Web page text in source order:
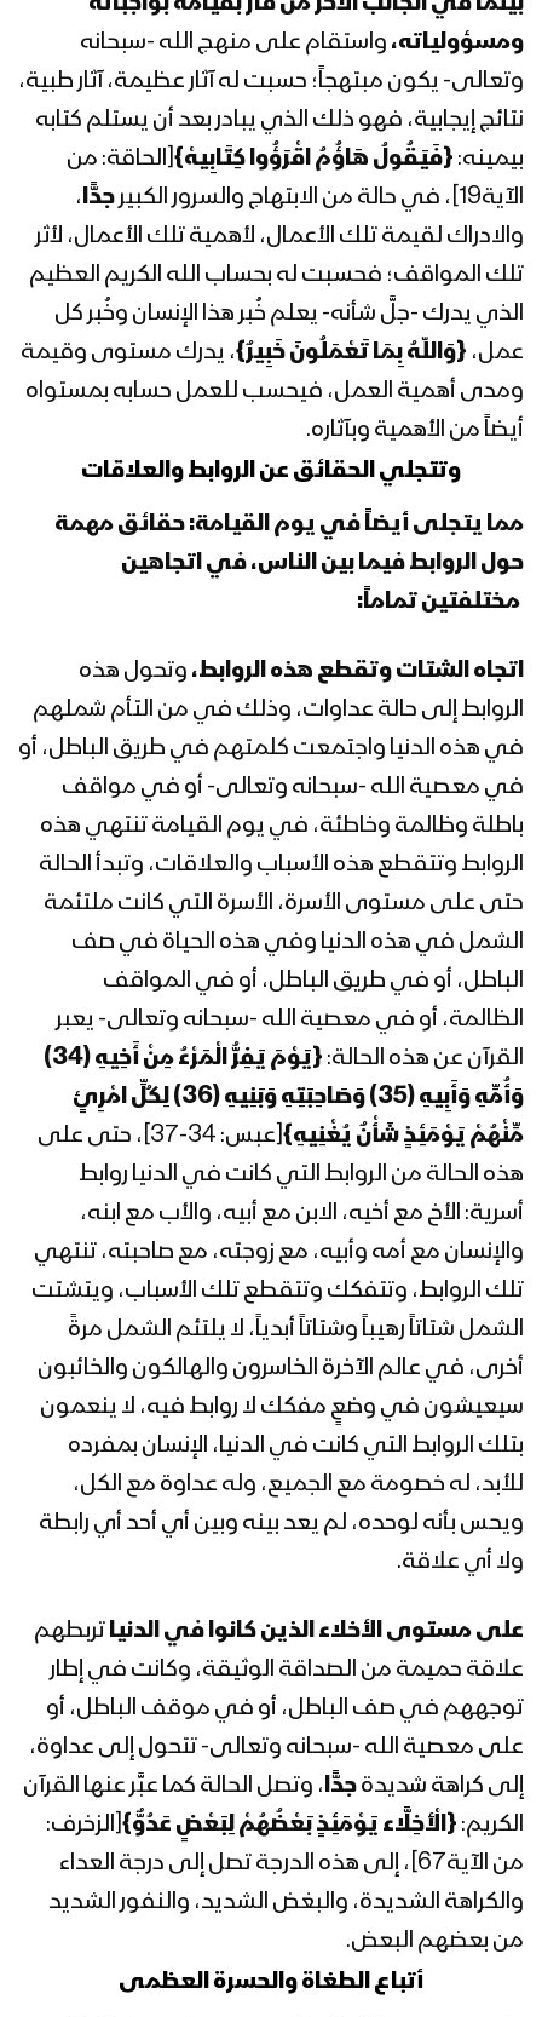
المحاضرة الرمضانية السابعة والعشرون
للسيد عبدالملك بدرالدين الحوثي 28
رمضان 1443هـ
المحاضرة الرمضانية السادسة والعشرون
للسيد عبدالملك بدرالدين الحوثي 26
رمضان 1443هـ
للسيد عبدالملك بدرالدين الحوثي 25
رمضان 1443هـ
المحاضرة الرمضانية الرابعة والعشرون
للسيد عبدالملك بدرالدين الحوثي 24
رمضان 1443هـ
عبدالملك بدرالدين الحوثي 23 رمضان
1443هـ
1443هـ
المحاضرة الرمضانية الحادية والعشرون
رمضان 1443هـ
المحاضرة الرمضانية العشرون (ذكرى
استشهاد الإمام علي عليه السلام) للسيد
عبدالملك بدرالدين الحوثي 20 رمضان
1443 هـ
المحاضرة الرمضانية التاسعة عشرة للسيد
عبدالملك بدرالدين الحوثي 19 رمضان
1443هـ
المحاضرة الرمضانية الثامنة عشرة للسيد
عبدالملك بدر الدين الحوثي 18 رمضان
المحاضرة الرمضانية السابعة عشرة للسيد
عبدالملك بدرالدين الحوثي 17 رمضان
1443هـ
المحاضرة الرمضانية السادسة عشرة للسيد
عبدالملك بدرالدين الحوثي 16 رمضان
1443هـ
عبدالملك بدر الدين الحوثي 15 رمضان
1443هـ
عبدالملك بدر الدين الحوثي 14 رمضان
1443هـ
المحاضرة الرمضانية الثالثة عشرة للسيد
عبدالملك بدرالدين الحوثي 13 رمضان
المحاضرة الرمضانية الثانية عشرة للسيد
عبدالملك بدرالدين الحوثي 12 رمضان
المحاضرة الرمضانية الحادية عشر للسيد
عبدالملك بدر الدين الحوثي 11 رمضان
ومسؤولياته، واستقام على منهج الله -سبحانه
وتعالى- يكون مبتهجاً؛ حسبت له آثار عظيمة، آثار طبية،
نتائج إيجابية، فهو ذلك الذي يبادر بعد أن يستلم كتابه
بيمينه: {فَيَقُولُ هَاؤُمُ اقْرَؤُوا كِتَابِيهْ}[الحاقة: من
الآية19]، في حالة من الابتهاج والسرور الكبير
جدًّا،
والادراك لقيمة تلك الأعمال، لأهمية تلك الأعمال، لأثر
تلك المواقف؛ فحسبت له بحساب الله الكريم العظيم
الذي يدرك -جلَّ شأنه- يعلم خُبر هذا الإنسان وخُبر كل
عمل، {وَاللّهُ بِمَا تَعْمَلُونَ خَبِيرٌ}، يدرك مستوى وقيمة
ومدى أهمية العمل، فيحسب للعمل حسابه بمستواه
أيضاً من الأهمية وبآثاره.
وتتجلي الحقائق عن الروابط والعلاقات
مما يتجلى أيضاً في يوم القيامة: حقائق مهمة
حول الروابط فيما بين الناس، في اتجاهين
مختلفتين تماماً:
اتجاه الشتات وتقطع هذه الروابط، وتحول هذه
الروابط إلى حالة عداوات، وذلك في من التأم شملهم
في هذه الدنيا واجتمعت كلمتهم في طريق الباطل، أو
في معصية الله -سبحانه وتعالى- أو في مواقف
باطلة وظالمة وخاطئة، في يوم القيامة تنتهي هذه
الروابط وتتقطع هذه الأسباب والعلاقات، وتبدأ الحالة
حتى على مستوى الأسرة، الأسرة التي كانت ملتئمة
الشمل في هذه الدنيا وفي هذه الحياة في صف
الباطل، أو في طريق الباطل، أو في المواقف
الظالمة، أو في معصية الله -سبحانه وتعالى- يعبر
القرآن عن هذه الحالة:
{يَوْمَ يَفِرُّ الْمَرْءُ مِنْ أَخِيهِ (34)
وَأُمِّهِ وَأَبِيهِ (35) وَصَاحِبَتِهِ وَبَنِيهِ (36) لِكُلِّ امْرِئٍ
مِّنْهُمْ يَوْمَئِذٍ شَأْنٌ يُغْنِيهِ}
[عبس: 34-37]، حتى على
هذه الحالة من الروابط التي كانت في الدنيا روابط
أسرية: الأخ مع أخيه، الابن مع أبيه، والأب مع ابنه،
والإنسان مع أمه وأبيه، مع زوجته، مع صاحبته، تنتهي
تلك الروابط، وتتفكك وتتقطع تلك الأسباب، ويتشتت
الشمل شتاتاً رهيباً وشتاتاً أبدياً، لا يلتئم الشمل مرةً
أخرى، في عالم الآخرة الخاسرون والهالكون والخائبون
سيعيشون في وضعٍ مفكك لا روابط فيه، لا ينعمون
بتلك الروابط التي كانت في الدنيا، الإنسان بمفرده
للأبد، له خصومة مع الجميع، وله عداوة مع الكل،
ويحس بأنه لوحده، لم يعد بينه وبين أي أحد أي رابطة
ولا أي علاقة.
على مستوى الأخلاء الذين كانوا في الدنيا تربطهم
علاقة حميمة من الصداقة الوثيقة، وكانت في إطار
توجههم في صف الباطل، أو في موقف الباطل، أو
على معصية الله -سبحانه وتعالى- تتحول إلى عداوة،
إلى كراهة شديدة جدًّا ، وتصل الحالة كما عبَّر عنها القرآن
الكريم: {الْأَخِلَّاء يَوْمَئِذٍ بَعْضُهُمْ لِبَعْضٍ عَدُوٌّ} [الزخرف:
من الآية67]، إلى هذه الدرجة تصل إلى درجة العداء
والكراهة الشديدة، والبغض الشديد، والنفور الشديد
من بعضهم البعض.
أتباع الطغاة والحسرة العظمى